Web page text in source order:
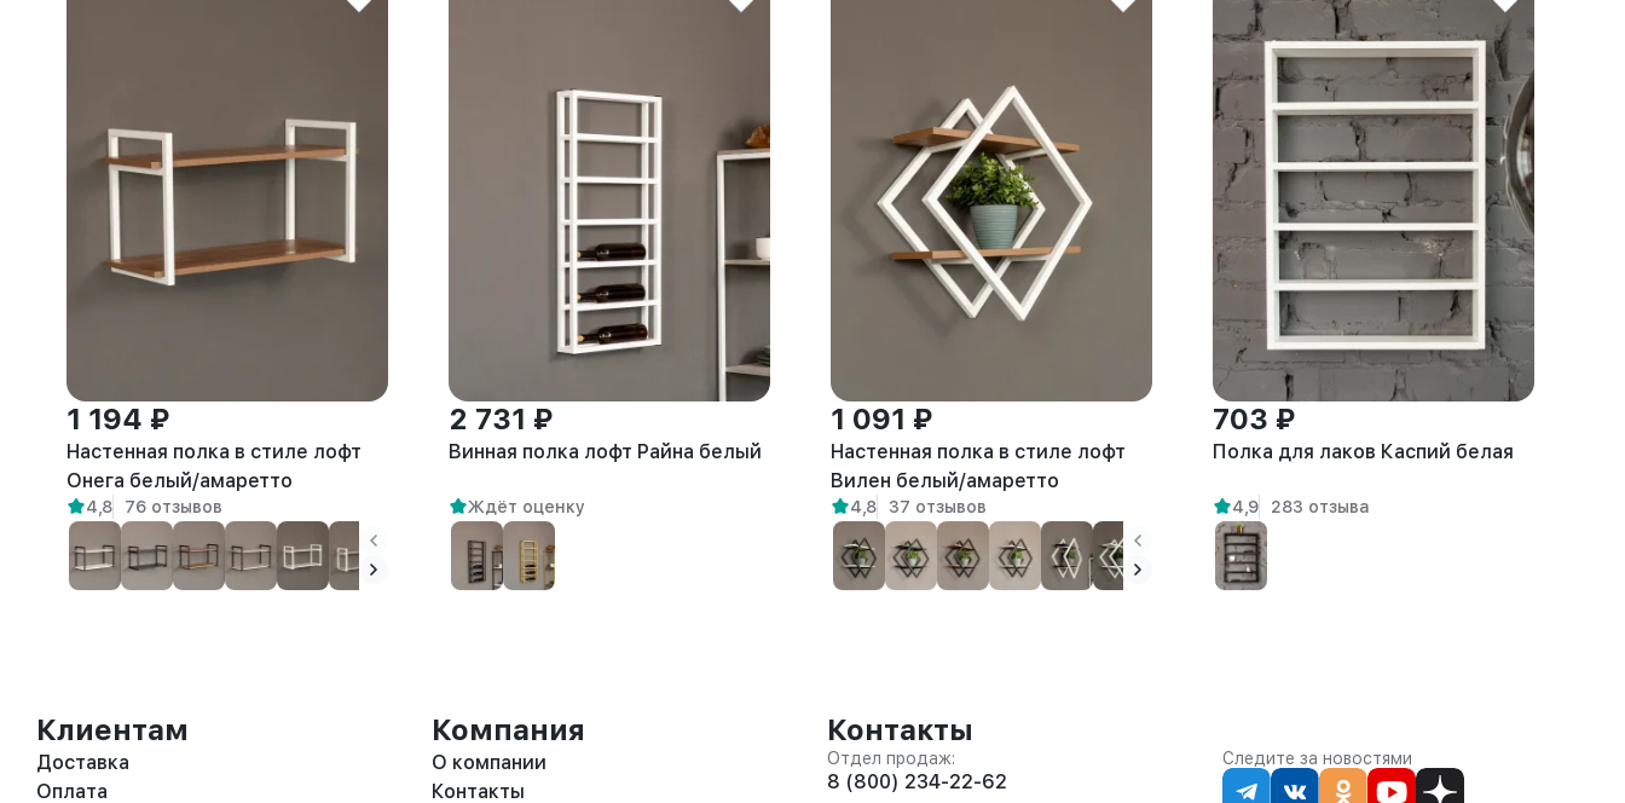
1 194 ₽
Настенная полка в стиле лофт
Онега белый/амаретто
4,8 76 отзывов
2 731 ₽
Винная полка лофт Райна белый
Ждёт оценку
1 091 ₽
Настенная полка в стиле лофт
Вилен белый/амаретто
4,8 37 отзывов
703 ₽
Полка для лаков Каспий белая
4,9 283 отзыва
Клиентам
Доставка
Оплата
Компания
О компании
Контакты
Контакты
Отдел продаж:
8 (800) 234-22-62
Следите за новостями